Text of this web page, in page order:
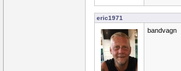
eric1971
bandvagn